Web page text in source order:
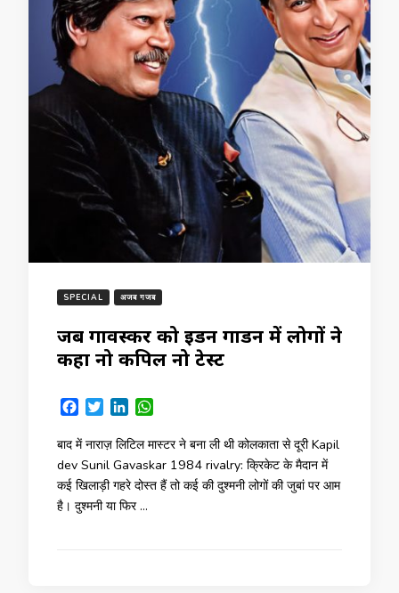
SPECIAL अजब गजब
जब गावस्कर को ईडन गार्डन में लोगों ने
कहा नो कपिल नो टेस्ट
Facebook
TwitterLinkedIn
बाद में नाराज़ लिटिल मास्टर ने बना ली थी कोलकाता से दूरी Kapil
dev Sunil Gavaskar 1984 rivalry: क्रिकेट के मैदान में
कई खिलाड़ी गहरे दोस्त हैं तो कई की दुश्मनी लोगों की जुबां पर आम
है। दुश्मनी या फिर …